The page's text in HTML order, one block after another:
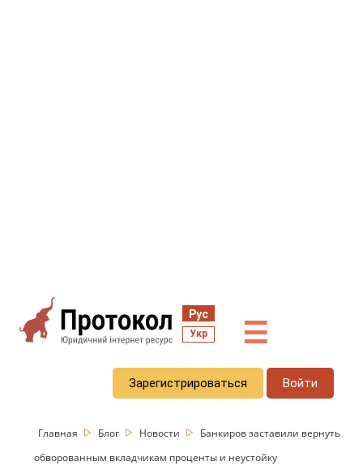
Рус
Укр ☰
Зарегистрироваться Войти
Главная Блог Новости
Банкиров заставили вернуть
обворованным вкладчикам проценты и неустойку